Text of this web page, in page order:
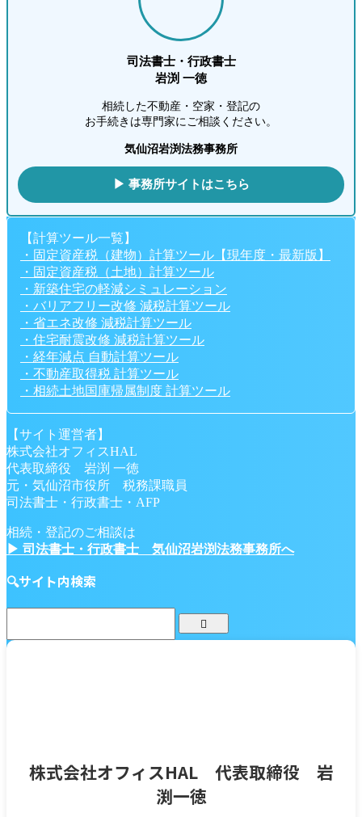
司法書士・行政書士
岩渕 一徳
相続した不動産・空家・登記の
お手続きは専門家にご相談ください。
気仙沼岩渕法務事務所
▶ 事務所サイトはこちら
【計算ツール一覧】
・固定資産税（建物）計算ツール【現年度・最新版】
・固定資産税（土地）計算ツール
・新築住宅の軽減シミュレーション
・バリアフリー改修 減税計算ツール
・省エネ改修 減税計算ツール
・住宅耐震改修 減税計算ツール
・経年減点 自動計算ツール
・不動産取得税 計算ツール
・相続土地国庫帰属制度 計算ツール
【サイト運営者】
株式会社オフィスHAL
代表取締役 岩渕 一徳
元・気仙沼市役所 税務課職員
司法書士・行政書士・AFP
相続・登記のご相談は
▶ 司法書士・行政書士 気仙沼岩渕法務事務所へ
🔍サイト内検索
株式会社オフィスHAL 代表取締役 岩
渕一徳